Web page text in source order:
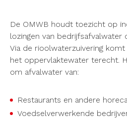
De OMWB houdt toezicht op
lozingen van bedrijfsafvalwater
Via de rioolwaterzuivering
het oppervlaktewater terecht.
om afvalwater van:
Restaurants en andere
Voedselverwerkende